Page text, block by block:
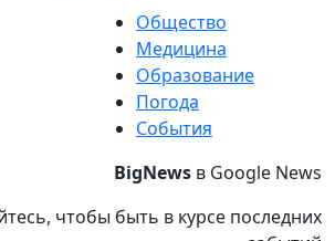
Общество
Медицина
Образование
Погода
События
BigNews в Google News
чтобы быть в курсе последних